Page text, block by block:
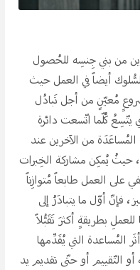
من بني جِنسِه للحُصول
أيضاََ في العمل حيث
مُعيّنِِ من أجل تَبادُل
يتّسِعُ كُلّما اتّسعت دائرة
من الآخرين عند
حيثُ يُمكِن مشاركة الخِبرات
العمل طابعاََ مُتوازِناََ
فإنّ أوّل ما يتبادَرُ إلى
بطريقةِِ أكثرَ تَقَبُّلاََ
المُساعدة التي يُقَدِّمها
التّقييم أو حتّى تقديم يد